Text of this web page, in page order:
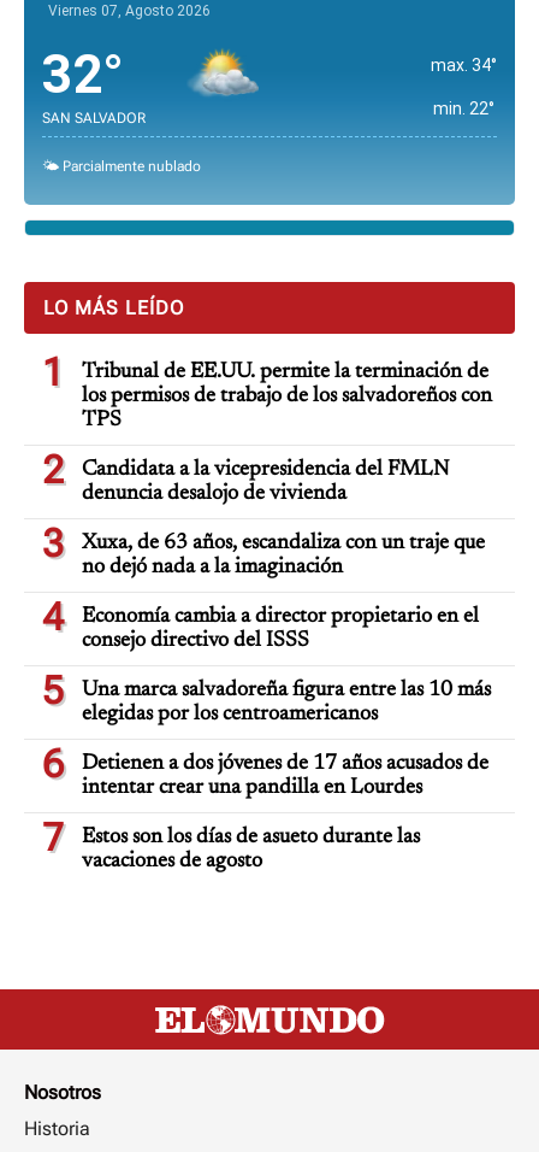
Viernes 07, Agosto 2026
32°
SAN SALVADOR
max. 34°
min. 22°
🌤️ Parcialmente nublado
LO MÁS LEÍDO
1
Tribunal de EE.UU. permite la terminación de
los permisos de trabajo de los salvadoreños con
TPS
2
Candidata a la vicepresidencia del FMLN
denuncia desalojo de vivienda
3
Xuxa, de 63 años, escandaliza con un traje que
no dejó nada a la imaginación
4
Economía cambia a director propietario en el
consejo directivo del ISSS
5
Una marca salvadoreña figura entre las 10 más
elegidas por los centroamericanos
6
Detienen a dos jóvenes de 17 años acusados de
intentar crear una pandilla en Lourdes
7
Estos son los días de asueto durante las
vacaciones de agosto
Nosotros
Historia